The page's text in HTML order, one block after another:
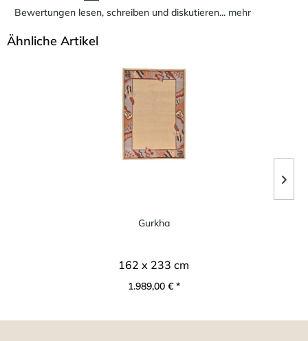
Bewertungen lesen, schreiben und diskutieren... mehr
Ähnliche Artikel
Gurkha
162 x 233 cm
1.989,00 € *